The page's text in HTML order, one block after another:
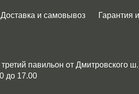
Доставка и самовывоз Гарантия
павильон от Дмитровского
до 17.00